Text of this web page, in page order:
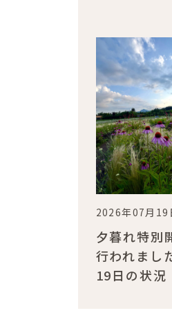
2026年07月19
夕暮れ特別
行われまし
19日の状況